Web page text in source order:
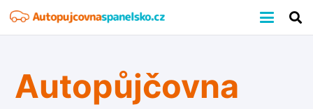
Autopůjčovna